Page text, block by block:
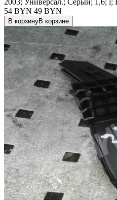
54 BYN 49 BYN
В корзинуВ корзине